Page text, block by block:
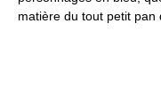
matière du tout petit pan